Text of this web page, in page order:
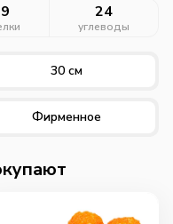
9 24
углеводы
30 см
Фирменное